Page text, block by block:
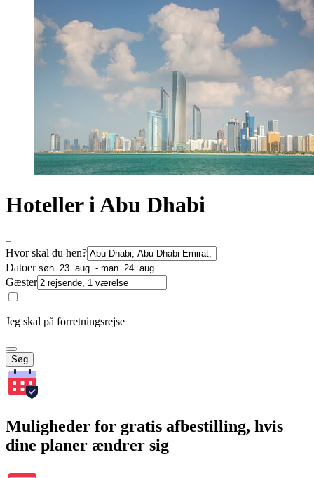
Hoteller i Abu Dhabi
Hvor skal du hen?
Datoer
Gæster
Jeg skal på forretningsrejse
Søg
Muligheder for gratis afbestilling, hvis
dine planer ændrer sig